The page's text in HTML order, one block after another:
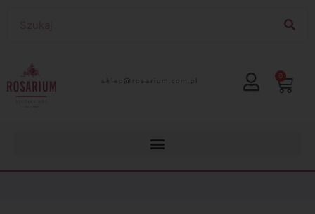
lp.moc.muirasor@pelks 0